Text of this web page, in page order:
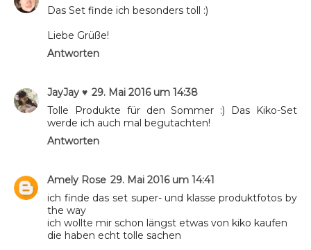
Das Set finde ich besonders toll :)
Liebe Grüße!
Antworten
JayJay ♥ 29. Mai 2016 um 14:38
Tolle Produkte für den Sommer :) Das Kiko-Set
werde ich auch mal begutachten!
Antworten
Amely Rose 29. Mai 2016 um 14:41
ich finde das set super- und klasse produktfotos by
the way
ich wollte mir schon längst etwas von kiko kaufen
die haben echt tolle sachen